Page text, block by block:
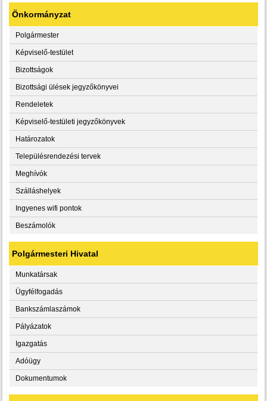
Önkormányzat
Polgármester
Képviselő-testület
Bizottságok
Bizottsági ülések jegyzőkönyvei
Rendeletek
Képviselő-testületi jegyzőkönyvek
Határozatok
Településrendezési tervek
Meghívók
Szálláshelyek
Ingyenes wifi pontok
Beszámolók
Polgármesteri Hivatal
Munkatársak
Ügyfélfogadás
Bankszámlaszámok
Pályázatok
Igazgatás
Adóügy
Dokumentumok